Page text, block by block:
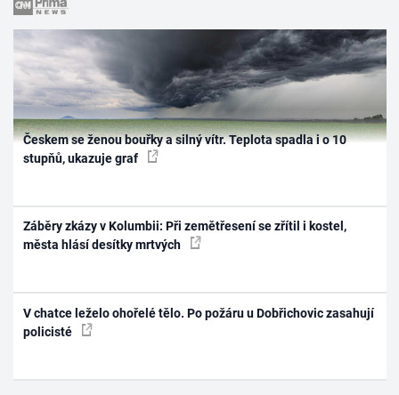
Českem se ženou bouřky a silný vítr. Teplota spadla i o 10
stupňů, ukazuje graf
Záběry zkázy v Kolumbii: Při zemětřesení se zřítil i kostel,
města hlásí desítky mrtvých
V chatce leželo ohořelé tělo. Po požáru u Dobřichovic zasahují
policisté